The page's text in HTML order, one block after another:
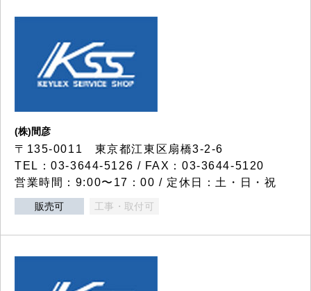
(株)間彦
〒135-0011 東京都江東区扇橋3-2-6
TEL：03-3644-5126 / FAX：03-3644-5120
営業時間：9:00〜17：00 / 定休日：土・日・祝
販売可 工事・取付可